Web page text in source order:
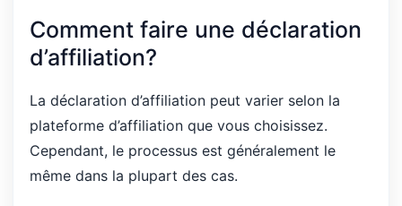
Comment faire une déclaration
d’affiliation?
La déclaration d’affiliation peut varier selon la
plateforme d’affiliation que vous choisissez.
Cependant, le processus est généralement le
même dans la plupart des cas.